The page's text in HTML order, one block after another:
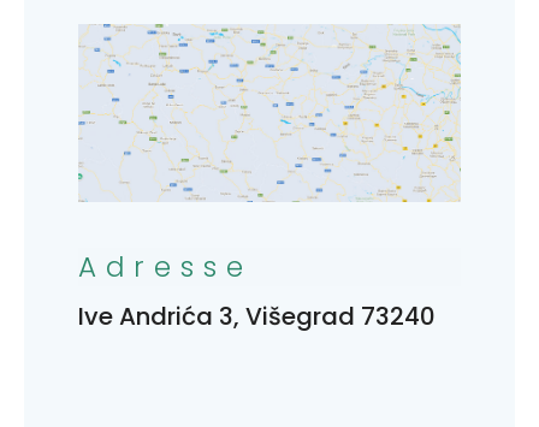
Adresse
Ive Andrića 3, Višegrad 73240